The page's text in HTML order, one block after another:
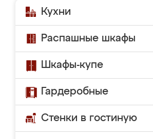
Кухни
Распашные шкафы
Шкафы-купе
Гардеробные
Стенки в гостиную